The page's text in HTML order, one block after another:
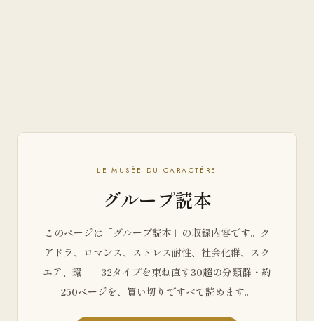
LE MUSÉE DU CARACTÈRE
グループ読本
このページは「グループ読本」の収録内容です。ク
アドラ、ロマンス、ストレス耐性、社会化群、スク
エア、環 ── 32タイプを束ね直す30超の分類群・約
250ページを、買い切りですべて読めます。